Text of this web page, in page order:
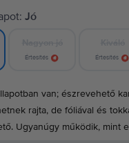
Jó
Értesítés Értesítés
van; észrevehető
rajta, de fóliával és
Ugyanúgy működik, mint